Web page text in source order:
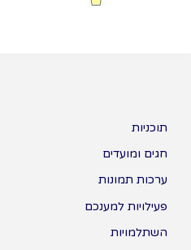
תוכניות
חגים ומועדים
ערכות תמונות
פעילויות למענכם
השתלמויות